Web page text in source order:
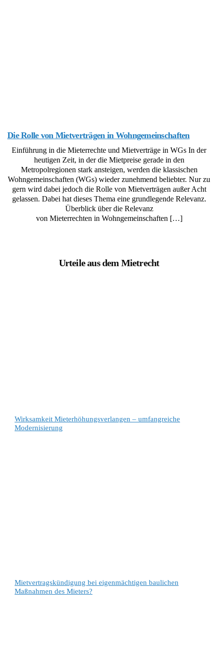
Die Rolle von Mietverträgen in Wohngemeinschaften
Einführung in die Mieterrechte und Mietverträge in WGs In der
heutigen Zeit, in der die Mietpreise gerade in den
Metropolregionen stark ansteigen, werden die klassischen
Wohngemeinschaften (WGs) wieder zunehmend beliebter. Nur zu
gern wird dabei jedoch die Rolle von Mietverträgen außer Acht
gelassen. Dabei hat dieses Thema eine grundlegende Relevanz.
Überblick über die Relevanz
von Mieterrechten in Wohngemeinschaften […]
Urteile aus dem Mietrecht
Wirksamkeit Mieterhöhungsverlangen – umfangreiche
Modernisierung
Mietvertragskündigung bei eigenmächtigen baulichen
Maßnahmen des Mieters?